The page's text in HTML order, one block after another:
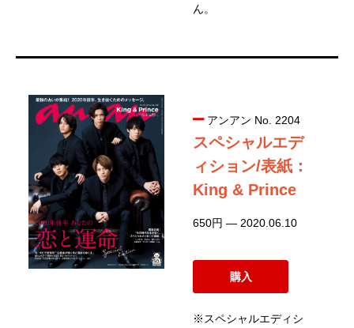
ん。
アンアン No. 2204
スペシャルエデ
ィション/表紙：
King & Prince
650円 — 2020.06.10
購入
※スペシャルエディシ